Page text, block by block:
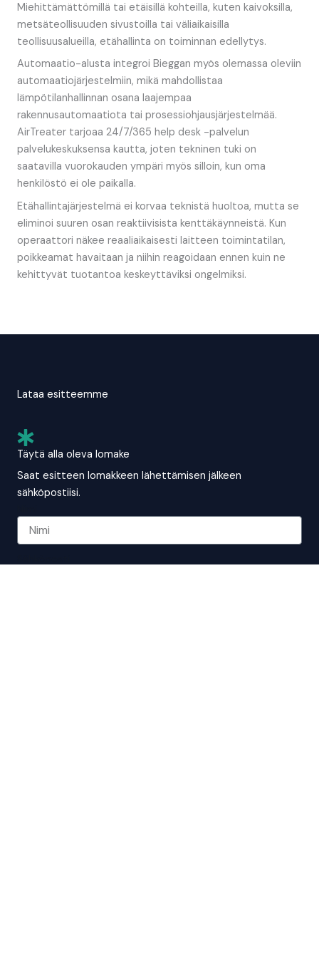
Miehittämättömillä tai etäisillä kohteilla, kuten kaivoksilla,
metsäteollisuuden sivustoilla tai väliaikaisilla
teollisuusalueilla, etähallinta on toiminnan edellytys.
Automaatio-alusta integroi Bieggan myös olemassa oleviin
automaatiojärjestelmiin, mikä mahdollistaa
lämpötilanhallinnan osana laajempaa
rakennusautomaatiota tai prosessiohjausjärjestelmää.
AirTreater tarjoaa 24/7/365 help desk -palvelun
palvelukeskuksensa kautta, joten tekninen tuki on
saatavilla vuorokauden ympäri myös silloin, kun oma
henkilöstö ei ole paikalla.
Etähallintajärjestelmä ei korvaa teknistä huoltoa, mutta se
eliminoi suuren osan reaktiivisista kenttäkäynneistä. Kun
operaattori näkee reaaliaikaisesti laitteen toimintatilan,
poikkeamat havaitaan ja niihin reagoidaan ennen kuin ne
kehittyvät tuotantoa keskeyttäviksi ongelmiksi.
Lataa esitteemme
Täytä alla oleva lomake
Saat esitteen lomakkeen lähettämisen jälkeen
sähköpostiisi.